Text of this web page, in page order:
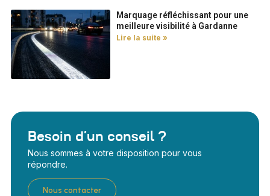
Marquage réfléchissant pour une
meilleure visibilité à Gardanne
Lire la suite »
Besoin d’un conseil ?
Nous sommes à votre disposition pour vous
répondre.
Nous contacter